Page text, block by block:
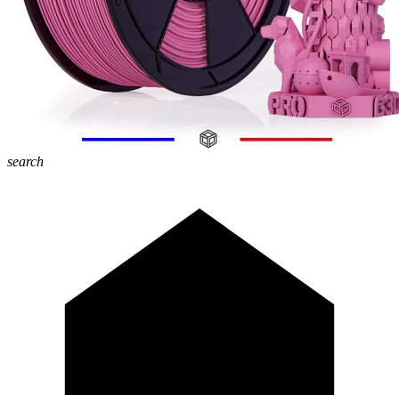
search